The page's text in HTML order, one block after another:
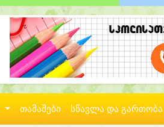
თამაშები სწავლა და გართობა